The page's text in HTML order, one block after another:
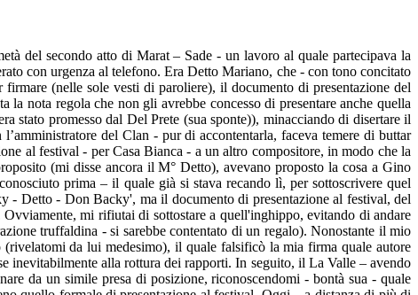
del secondo atto di Marat – Sade - un lavoro al quale partecipava la
con urgenza al telefono. Era Detto Mariano, che - con tono concitato
(nelle sole vesti di paroliere), il documento di presentazione del
nota regola che non gli avrebbe concesso di presentare anche quella
stato promesso dal Del Prete (sua sponte)), minacciando di disertare il
del Clan - pur di accontentarla, faceva temere di buttar
al festival - per Casa Bianca - a un altro compositore, in modo che la
(mi disse ancora il M° Detto), avevano proposto la cosa a Gino
prima – il quale già si stava recando lì, per sottoscrivere quel
- Detto - Don Backy', ma il documento di presentazione al festival, del
mi rifiutai di sottostare a quell'inghippo, evitando di andare
truffaldina - si sarebbe contentato di un regalo). Nonostante il mio
da lui medesimo), il quale falsificò la mia firma quale autore
inevitabilmente alla rottura dei rapporti. In seguito, il La Valle – avendo
da un simile presa di posizione, riconoscendomi - bontà sua - quale